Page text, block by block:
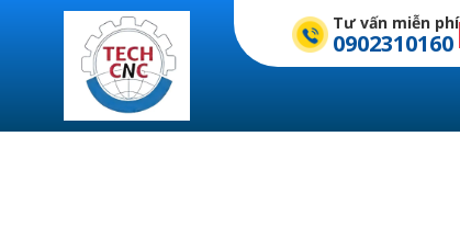
Tư vấn miễn phí
0902310160